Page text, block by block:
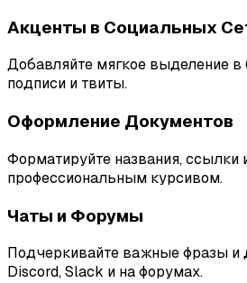
Акценты в Социальных
Добавляйте мягкое выделение в
подписи и твиты.
Оформление Документов
Форматируйте названия, ссылки
профессиональным курсивом.
Чаты и Форумы
Подчеркивайте важные фразы и
Discord, Slack и на форумах.